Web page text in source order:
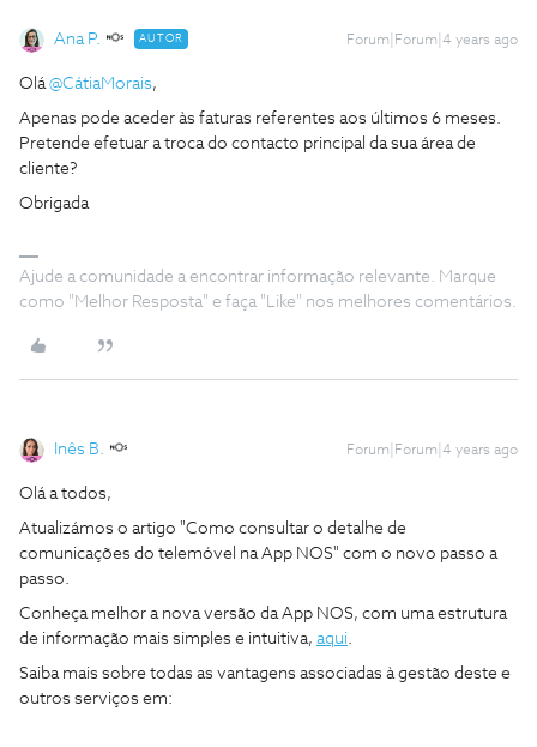
Ana P. AUTOR Forum|Forum|4 years ago
Olá@CátiaMorais,
Apenas pode aceder às faturas referentes aos últimos 6 meses.
Pretende efetuar a troca do contacto principal da sua área de
cliente?
Obrigada
Ajude a comunidade a encontrar informação relevante. Marque
como "Melhor Resposta" e faça "Like" nos melhores comentários.
Inês B. Forum|Forum|4 years ago
Olá a todos,
Atualizámos o artigo "Como consultar o detalhe de
comunicações do telemóvel na App NOS" com o novo passo a
passo.
Conheça melhor a nova versão da App NOS, com uma estrutura
de informação mais simples e intuitiva, aqui.
Saiba mais sobre todas as vantagens associadas à gestão deste e
outros serviços em: